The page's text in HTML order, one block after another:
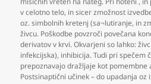
v celotno telo, in sicer zmožnost
oz. simbolnih kretenj (sa¬lutiranje, in
živcu. Poškodbe povzroči povečana
derivatov v krvi. Okvarjeni so lahko:
infekcijska), inhibicija. Tudi pri spečem
prepoznavajo dražljaje kot pomembne
Postsinaptični učinek – do upadanja